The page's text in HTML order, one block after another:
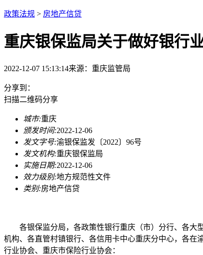
政策法规 > 房地产信贷
重庆银保监局关于做好银行
2022-12-07 15:13:14来源： 重庆监管局
分享到：
扫描二维码分享
城市:重庆
颁发时间:2022-12-06
发文字号:渝银保监发〔2022〕96号
发文机构:重庆银保监局
实施日期:2022-12-06
效力级别:地方规范性文件
类别:房地产信贷
各银保监分局，各政策性银行重庆（市）分行、各大型
机构、各直管村镇银行、各信用卡中心重庆分中心，各
行业协会、重庆市保险行业协会：